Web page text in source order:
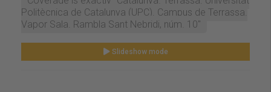
Politècnica de Catalunya (UPC). Campus de Terrassa.
Vapor Sala. Rambla Sant Nebridi, núm. 10"
Slideshow mode